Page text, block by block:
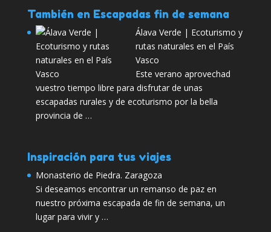
También en Escapadas fin de semana
Álava Verde | Ecoturismo y
rutas naturales en el País
Vasco
Este verano aprovechad
vuestro tiempo libre para disfrutar de unas
escapadas rurales y de ecoturismo por la bella
provincia de …
Inspiración para tus viajes
Monasterio de Piedra. Zaragoza
Si deseamos encontrar un remanso de paz en
nuestro próxima escapada de fin de semana, un
lugar para vivir y …